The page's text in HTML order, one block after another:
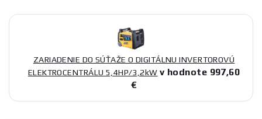
ZARIADENIE DO SÚŤAŽE O DIGITÁLNU INVERTOROVÚ
ELEKTROCENTRÁLU 5,4HP/3,2kW v hodnote 997,60
€